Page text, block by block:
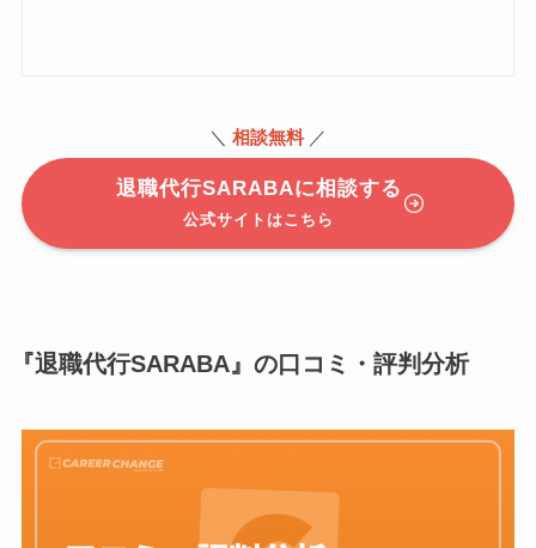
＼ 相談無料 ／
退職代行SARABAに相談する
公式サイトはこちら
『退職代行SARABA』の口コミ・評判分析